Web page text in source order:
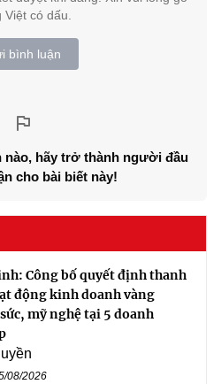
Việt có dấu.
bình luận
nào, hãy trở thành người đầu
cho bài biết này!
Công bố quyết định thanh
động kinh doanh vàng
mỹ nghệ tại 5 doanh
08/2026